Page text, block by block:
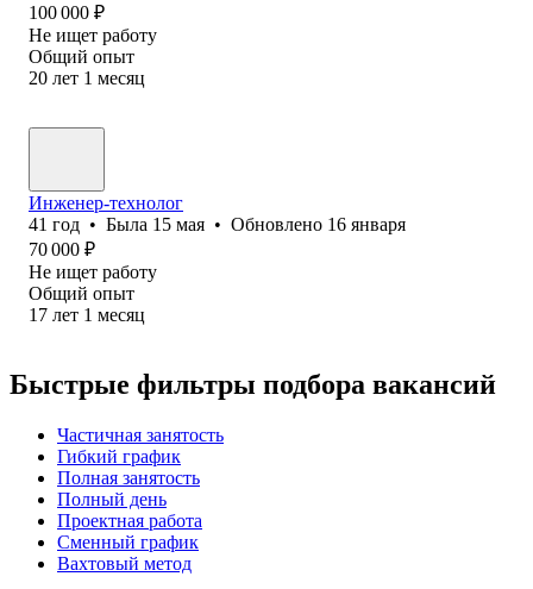
100 000 ₽
Не ищет работу
Общий опыт
20 лет 1 месяц
Инженер-технолог
41 год • Была 15 мая • Обновлено 16 января
70 000 ₽
Не ищет работу
Общий опыт
17 лет 1 месяц
Быстрые фильтры подбора вакансий
Частичная занятость
Гибкий график
Полная занятость
Полный день
Проектная работа
Сменный график
Вахтовый метод